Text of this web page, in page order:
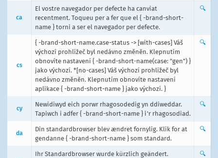
ca
El vostre navegador per defecte ha canviat
recentment. Toqueu per a fer que el { -brand-short-
name } torni a ser el navegador per defecte.
🔍
cs
{ -brand-short-name.case-status -> [with-cases] Váš
výchozí prohlížeč byl nedávno změněn. Klepnutím
obnovíte nastavení { -brand-short-name(case: "gen") }
jako výchozí. *[no-cases] Váš výchozí prohlížeč byl
nedávno změněn. Klepnutím obnovíte nastavení
aplikace { -brand-short-name } jako výchozí. }
🔍
cy
Newidiwyd eich porwr rhagosodedig yn ddiweddar.
Tapiwch i adfer { -brand-short-name } i'r rhagosodiad.
🔍
da
Din standardbrowser blev ændret fornylig. Klik for at
gendanne { -brand-short-name } som standard.
🔍
Ihr Standardbrowser wurde kürzlich geändert.
🔍